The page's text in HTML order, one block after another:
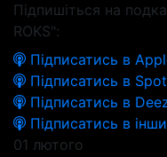
Підпишіться на
ROKS":
Підписатись в
Підписатись в
Підписатись в
Підписатись в
01 лютого